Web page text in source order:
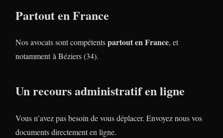
Partout en France
Nos avocats sont compétentspartout en France, et
notamment à Béziers (34).
Un recours administratif en ligne
Vous n’avez pas besoin de vous déplacer. Envoyez nous vos
documents directement en ligne.